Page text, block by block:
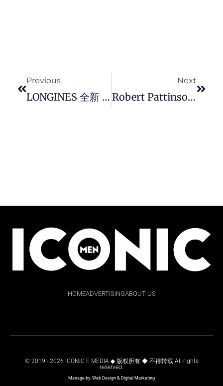
Previous
LONGINES 全新 EVIDENZA 典藏系列腕表，重新演绎复古风潮。
Next
Robert Pattinson 担任纽约 Sotheby’s 拍卖系列策展人，挑选作品展现艺术品味。
HOMEADVERTISINGABOUT US
© 2019 - 2026 ICONIC E MEDIA ◆ 版权所有 ◆ 不得转载 All rights
reserved.
Manage by: Web Design & Digital Marketing